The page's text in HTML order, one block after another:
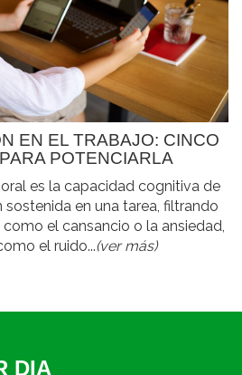
EN EL TRABAJO: CINCO
POTENCIARLA
es la capacidad cognitiva de
en una tarea, filtrando
el cansancio o la ansiedad,
el ruido...(ver más)
DIA